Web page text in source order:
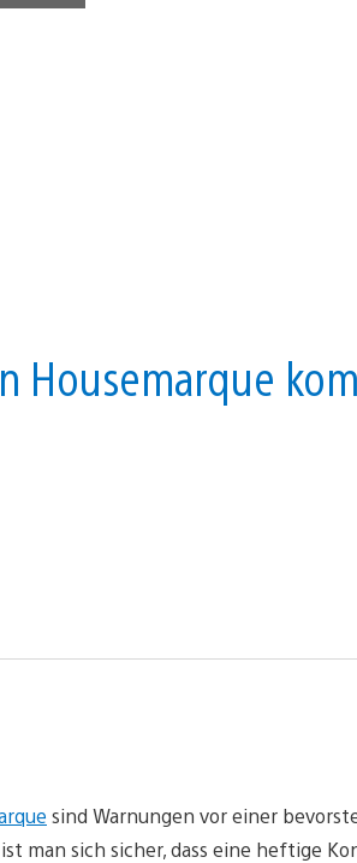
Trailer
Housemarque
sind Warnungen vor einer
man sich sicher, dass eine heftige